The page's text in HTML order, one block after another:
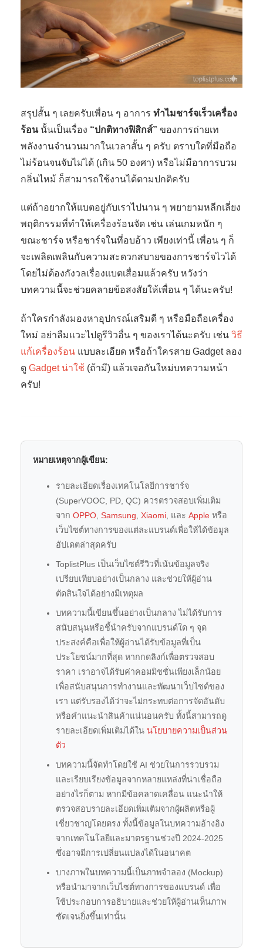
สรุปสั้น ๆ เลยครับเพื่อน ๆ อาการ ทำไมชาร์จเร็วเครื่อง
ร้อนนั้นเป็นเรื่อง “ปกติทางฟิสิกส์” ของการถ่ายเท
พลังงานจำนวนมากในเวลาสั้น ๆ ครับ ตราบใดที่มือถือ
ไม่ร้อนจนจับไม่ได้ (เกิน 50 องศา) หรือไม่มีอาการบวม
กลิ่นไหม้ ก็สามารถใช้งานได้ตามปกติครับ
แต่ถ้าอยากให้แบตอยู่กับเราไปนาน ๆ พยายามหลีกเลี่ยง
พฤติกรรมที่ทำให้เครื่องร้อนจัด เช่น เล่นเกมหนัก ๆ
ขณะชาร์จ หรือชาร์จในที่อบอ้าว เพียงเท่านี้ เพื่อน ๆ ก็
จะเพลิดเพลินกับความสะดวกสบายของการชาร์จไวได้
โดยไม่ต้องกังวลเรื่องแบตเสื่อมแล้วครับ หวังว่า
บทความนี้จะช่วยคลายข้อสงสัยให้เพื่อน ๆ ได้นะครับ!
ถ้าใครกำลังมองหาอุปกรณ์เสริมดี ๆ หรือมือถือเครื่อง
ใหม่ อย่าลืมแวะไปดูรีวิวอื่น ๆ ของเราได้นะครับ เช่น วิธี
แก้เครื่องร้อน แบบละเอียด หรือถ้าใครสาย Gadget ลอง
ดู Gadget น่าใช้ (ถ้ามี) แล้วเจอกันใหม่บทความหน้า
ครับ!
หมายเหตุจากผู้เขียน:
รายละเอียดเรื่องเทคโนโลยีการชาร์จ
(SuperVOOC, PD, QC) ควรตรวจสอบเพิ่มเติม
จาก OPPO, Samsung Xiaomi, และ Appleหรือ
เว็บไซต์ทางการของแต่ละแบรนด์เพื่อให้ได้ข้อมูล
อัปเดตล่าสุดครับ
ToplistPlus เป็นเว็บไซต์รีวิวที่เน้นข้อมูลจริง
เปรียบเทียบอย่างเป็นกลาง และช่วยให้ผู้อ่าน
ตัดสินใจได้อย่างมีเหตุผล
บทความนี้เขียนขึ้นอย่างเป็นกลาง ไม่ได้รับการ
สนับสนุนหรือชี้นำครับจากแบรนด์ใด ๆ จุด
ประสงค์คือเพื่อให้ผู้อ่านได้รับข้อมูลที่เป็น
ประโยชน์มากที่สุด หากกดลิงก์เพื่อตรวจสอบ
ราคา เราอาจได้รับค่าคอมมิชชั่นเพียงเล็กน้อย
เพื่อสนับสนุนการทำงานและพัฒนาเว็บไซต์ของ
เรา แต่รับรองได้ว่าจะไม่กระทบต่อการจัดอันดับ
หรือคำแนะนำสินค้าแน่นอนครับ ทั้งนี้สามารถดู
รายละเอียดเพิ่มเติมได้ใน นโยบายความเป็นส่วน
ตัว
บทความนี้จัดทำโดยใช้ AI ช่วยในการรวบรวม
และเรียบเรียงข้อมูลจากหลายแหล่งที่น่าเชื่อถือ
อย่างไรก็ตาม หากมีข้อคลาดเคลื่อน แนะนำให้
ตรวจสอบรายละเอียดเพิ่มเติมจากผู้ผลิตหรือผู้
เชี่ยวชาญโดยตรง ทั้งนี้ข้อมูลในบทความอ้างอิง
จากเทคโนโลยีและมาตรฐานช่วงปี 2024-2025
ซึ่งอาจมีการเปลี่ยนแปลงได้ในอนาคต
บางภาพในบทความนี้เป็นภาพจำลอง (Mockup)
หรือนำมาจากเว็บไซต์ทางการของแบรนด์ เพื่อ
ใช้ประกอบการอธิบายและช่วยให้ผู้อ่านเห็นภาพ
ชัดเจนยิ่งขึ้นเท่านั้น